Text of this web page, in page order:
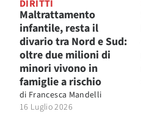
DIRITTI
Maltrattamento
infantile, resta il
divario tra Nord e Sud:
oltre due milioni di
minori vivono in
famiglie a rischio
di Francesca Mandelli
16 Luglio 2026